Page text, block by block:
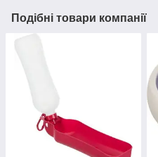
Подібні товари компанії